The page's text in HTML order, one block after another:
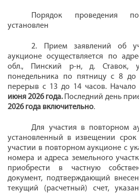
Порядок проведения
установлен
2. Прием заявлений об
аукционе осуществляется по
обл., Пинский р-н, д. Ставок,
понедельника по пятницу с 8 до
перерыв с 13 до 14 часов. Начало
июня 2026 года. Последний день
2026 года включительно.
Для участия в повторном
установленный в извещении срок
участии в повторном аукционе с
номера и адреса земельного
приобрести в частную
документ, подтверждающий
текущий (расчетный) счет,